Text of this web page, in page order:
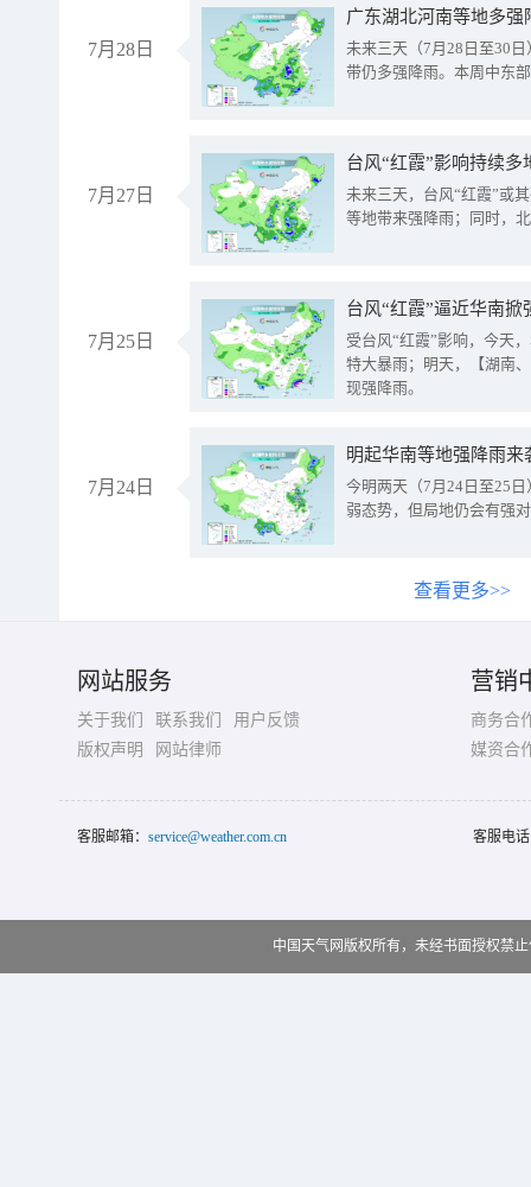
7月28日
广东湖北河南等地多
未来三天（7月28日至30
带仍多强降雨。本周中东
7月27日
台风“红霞”影响持续
未来三天，台风“红霞”或
等地带来强降雨；同时，
7月25日
台风“红霞”逼近华南
受台风“红霞”影响，今天
特大暴雨；明天，【湖南
现强降雨。
7月24日
明起华南等地强降雨
今明两天（7月24日至25
弱态势，但局地仍会有强
查看更多>>
网站服务
关于我们 联系我们
用户反馈
版权声明
网站律师
营销
商务合
媒资合
客服邮箱： service@weather.com.cn 客服电
中国天气网版权所有，未经书面授权